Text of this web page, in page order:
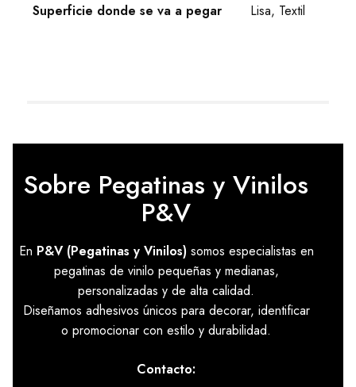
Superficie donde se va a pegar Lisa, Textil
Sobre Pegatinas y Vinilos
P&V
En P&V (Pegatinas y Vinilos)somos especialistas en
pegatinas de vinilo pequeñas y medianas,
personalizadas y de alta calidad.
Diseñamos adhesivos únicos para decorar, identificar
o promocionar con estilo y durabilidad.
Contacto: